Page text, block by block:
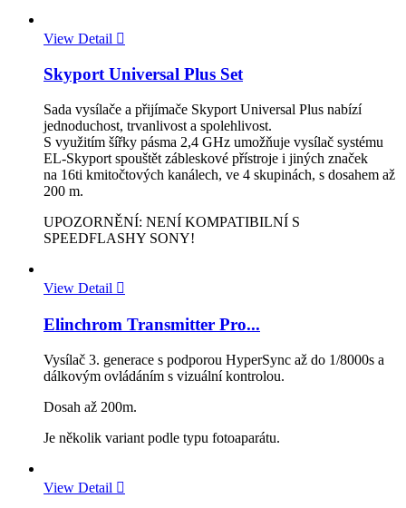
View Detail 
Skyport Universal Plus Set
Sada vysílače a přijímače Skyport Universal Plus nabízí
jednoduchost, trvanlivost a spolehlivost.
S využitím šířky pásma 2,4 GHz umožňuje vysílač systému
EL-Skyport spouštět zábleskové přístroje i jiných značek
na 16ti kmitočtových kanálech, ve 4 skupinách, s dosahem až
200 m.
UPOZORNĚNÍ: NENÍ KOMPATIBILNÍ S
SPEEDFLASHY SONY!
View Detail 
Elinchrom Transmitter Pro...
Vysílač 3. generace s podporou HyperSync až do 1/8000s a
dálkovým ovládáním s vizuální kontrolou.
Dosah až 200m.
Je několik variant podle typu fotoaparátu.
View Detail 